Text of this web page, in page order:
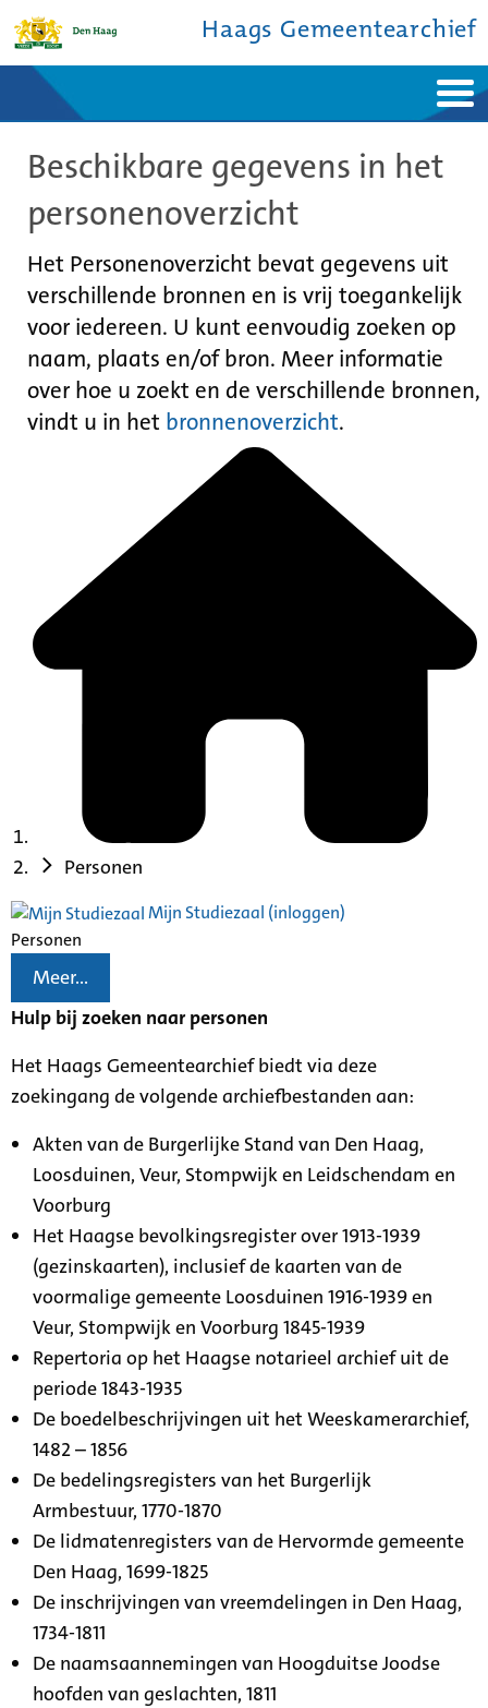
Haags Gemeentearchief
Ontdek de stad
De studiezaal
Bronnen en collecties
Contact
Beschikbare gegevens in het
personenoverzicht
Het Personenoverzicht bevat gegevens uit
verschillende bronnen en is vrij toegankelijk
voor iedereen. U kunt eenvoudig zoeken op
naam, plaats en/of bron. Meer informatie
over hoe u zoekt en de verschillende bronnen,
vindt u in het bronnenoverzicht.
Personen
Mijn Studiezaal (inloggen)
Personen
Meer...
Hulp bij zoeken naar personen
Het Haags Gemeentearchief biedt via deze
zoekingang de volgende archiefbestanden aan:
Akten van de Burgerlijke Stand van Den Haag,
Loosduinen, Veur, Stompwijk en Leidschendam en
Voorburg
Het Haagse bevolkingsregister over 1913-1939
(gezinskaarten), inclusief de kaarten van de
voormalige gemeente Loosduinen 1916-1939 en
Veur, Stompwijk en Voorburg 1845-1939
Repertoria op het Haagse notarieel archief uit de
periode 1843-1935
De boedelbeschrijvingen uit het Weeskamerarchief,
1482 – 1856
De bedelingsregisters van het Burgerlijk
Armbestuur, 1770-1870
De lidmatenregisters van de Hervormde gemeente
Den Haag, 1699-1825
De inschrijvingen van vreemdelingen in Den Haag,
1734-1811
De naamsaannemingen van Hoogduitse Joodse
hoofden van geslachten, 1811